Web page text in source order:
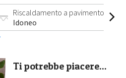
Riscaldamento a pavimento
Idoneo
Ti potrebbe piacere...